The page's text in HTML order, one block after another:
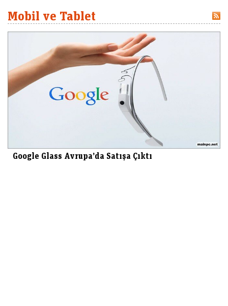
Mobil ve Tablet
Google Glass Avrupa’da Satışa Çıktı